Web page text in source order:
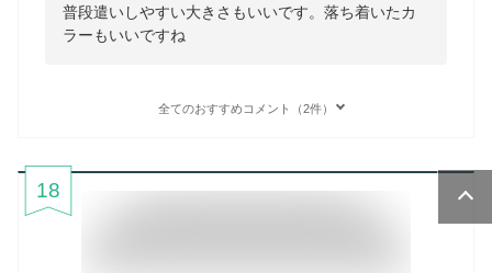
普段遣いしやすい大きさもいいです。落ち着いたカ
ラーもいいですね
全てのおすすめコメント（2件）
18